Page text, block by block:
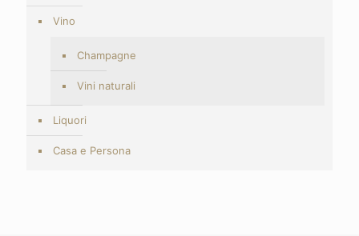
Vino
Champagne
Vini naturali
Liquori
Casa e Persona